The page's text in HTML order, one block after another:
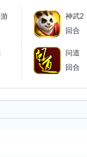
神武2
回合
问道
回合